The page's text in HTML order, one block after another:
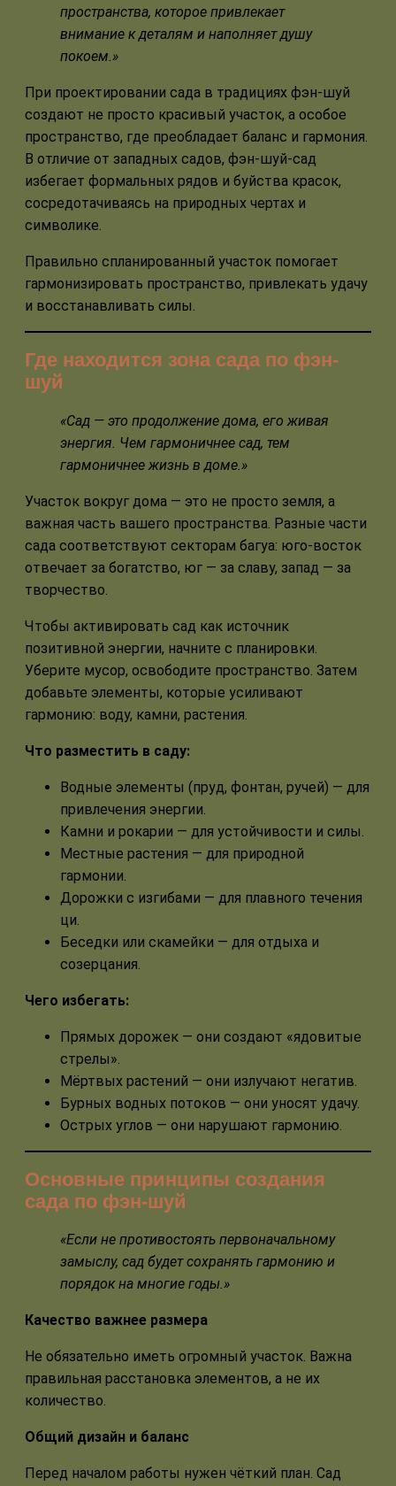
пространства, которое привлекает
внимание к деталям и наполняет душу
покоем.»
При проектировании сада в традициях фэн-шуй
создают не просто красивый участок, а особое
пространство, где преобладает баланс и гармония.
В отличие от западных садов, фэн-шуй-сад
избегает формальных рядов и буйства красок,
сосредотачиваясь на природных чертах и
символике.
Правильно спланированный участок помогает
гармонизировать пространство, привлекать удачу
и восстанавливать силы.
Где находится зона сада по фэн-
шуй
«Сад — это продолжение дома, его живая
энергия. Чем гармоничнее сад, тем
гармоничнее жизнь в доме.»
Участок вокруг дома — это не просто земля, а
важная часть вашего пространства. Разные части
сада соответствуют секторам багуа: юго-восток
отвечает за богатство, юг — за славу, запад — за
творчество.
Чтобы активировать сад как источник
позитивной энергии, начните с планировки.
Уберите мусор, освободите пространство. Затем
добавьте элементы, которые усиливают
гармонию: воду, камни, растения.
Что разместить в саду:
Водные элементы (пруд, фонтан, ручей) — для
привлечения энергии.
Камни и рокарии — для устойчивости и силы.
Местные растения — для природной
гармонии.
Дорожки с изгибами — для плавного течения
ци.
Беседки или скамейки — для отдыха и
созерцания.
Чего избегать:
Прямых дорожек — они создают «ядовитые
стрелы».
Мёртвых растений — они излучают негатив.
Бурных водных потоков — они уносят удачу.
Острых углов — они нарушают гармонию.
Основные принципы создания
сада по фэн-шуй
«Если не противостоять первоначальному
замыслу, сад будет сохранять гармонию и
порядок на многие годы.»
Качество важнее размера
Не обязательно иметь огромный участок. Важна
правильная расстановка элементов, а не их
количество.
Общий дизайн и баланс
Перед началом работы нужен чёткий план. Сад